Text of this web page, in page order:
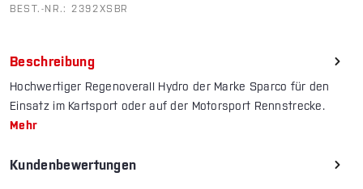
BEST.-NR.: 2392XSBR
Beschreibung
Hochwertiger Regenoverall Hydro der Marke Sparco für den
Einsatz im Kartsport oder auf der Motorsport Rennstrecke.
Mehr
Kundenbewertungen